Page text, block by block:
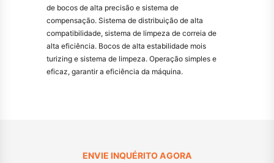
de bocos de alta precisão e sistema de
compensação. Sistema de distribuição de alta
compatibilidade, sistema de limpeza de correia de
alta eficiência. Bocos de alta estabilidade mois
turizing e sistema de limpeza. Operação simples e
eficaz, garantir a eficiência da máquina.
ENVIE INQUÉRITO AGORA